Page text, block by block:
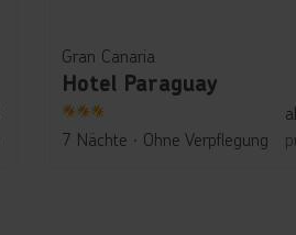
Gran Canaria
Hotel Paraguay
3
7 Nächte ∙ Ohne Verpflegung